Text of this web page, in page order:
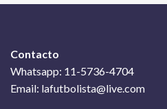
Contacto
Whatsapp: 11-5736-4704
Email: lafutbolista@live.com